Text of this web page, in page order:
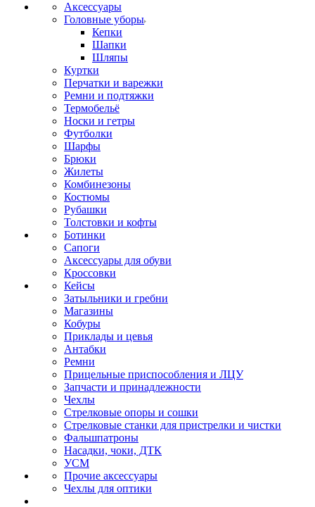
Аксессуары
Головные уборы
Кепки
Шапки
Шляпы
Куртки
Перчатки и варежки
Ремни и подтяжки
Термобельё
Носки и гетры
Футболки
Шарфы
Брюки
Жилеты
Комбинезоны
Костюмы
Рубашки
Толстовки и кофты
Ботинки
Сапоги
Аксессуары для обуви
Кроссовки
Кейсы
Затыльники и гребни
Магазины
Кобуры
Приклады и цевья
Антабки
Ремни
Прицельные приспособления и ЛЦУ
Запчасти и принадлежности
Чехлы
Стрелковые опоры и сошки
Стрелковые станки для пристрелки и чистки
Фальшпатроны
Насадки, чоки, ДТК
УСМ
Прочие аксессуары
Чехлы для оптики